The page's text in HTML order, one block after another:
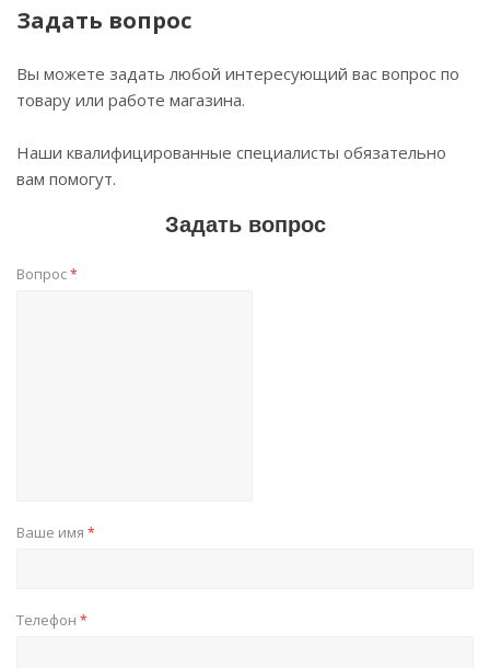
Задать вопрос
Вы можете задать любой интересующий вас вопрос по
товару или работе магазина.
Наши квалифицированные специалисты обязательно
вам помогут.
Задать вопрос
Вопрос*
Ваше имя *
Телефон *